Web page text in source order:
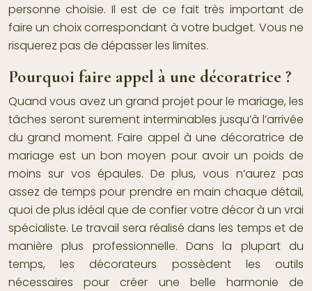
personne choisie. Il est de ce fait très important de
faire un choix correspondant à votre budget. Vous ne
risquerez pas de dépasser les limites.
Pourquoi faire appel à une décoratrice ?
Quand vous avez un grand projet pour le mariage, les
tâches seront surement interminables jusqu’à l’arrivée
du grand moment. Faire appel à une décoratrice de
mariage est un bon moyen pour avoir un poids de
moins sur vos épaules. De plus, vous n’aurez pas
assez de temps pour prendre en main chaque détail,
quoi de plus idéal que de confier votre décor à un vrai
spécialiste. Le travail sera réalisé dans les temps et de
manière plus professionnelle. Dans la plupart du
temps, les décorateurs possèdent les outils
nécessaires pour créer une belle harmonie de